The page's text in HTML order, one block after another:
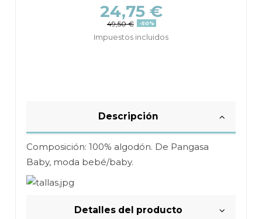
24,75 €
49,50 € -50%
Impuestos incluidos
Descripción
Composición: 100% algodón. De Pangasa
Baby, moda bebé/baby.
Detalles del producto